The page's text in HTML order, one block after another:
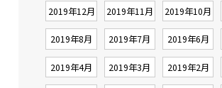
2019年12月 2019年11月 2019年10月
2019年8月 2019年7月 2019年6月
2019年4月 2019年3月 2019年2月